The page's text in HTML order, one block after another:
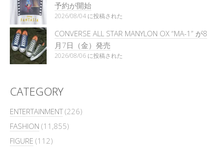
予約が開始
2026/08/04 に投稿された
CONVERSE ALL STAR MANYLON OX “MA-1” が8
月7日（金）発売
2026/08/06 に投稿された
CATEGORY
ENTERTAINMENT(226)
FASHION (11,855)
FIGURE (112)